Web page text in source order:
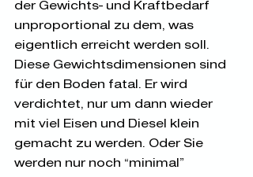
der Gewichts- und Kraftbedarf
unproportional zu dem, was
eigentlich erreicht werden soll.
Diese Gewichtsdimensionen sind
für den Boden fatal. Er wird
verdichtet, nur um dann wieder
mit viel Eisen und Diesel klein
gemacht zu werden. Oder Sie
werden nur noch „minimal“